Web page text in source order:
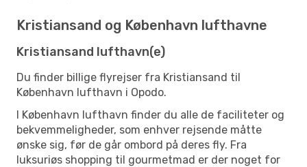
Kristiansand og København lufthavne
Kristiansand lufthavn(e)
Du finder billige flyrejser fra Kristiansand til
København lufthavn i Opodo.
I København lufthavn finder du alle de faciliteter og
bekvemmeligheder, som enhver rejsende måtte
ønske sig, før de går ombord på deres fly. Fra
luksuriøs shopping til gourmetmad er der noget for